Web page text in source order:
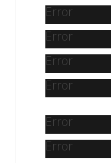
Error
Error
Error
Error
Error
Error